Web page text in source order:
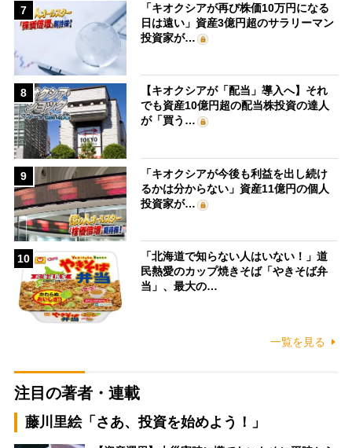
7
「キオクシアが再び株価10万円になる
日は遠い」資産3億円超のサラリーマン
投資家が…
8
【キオクシアが「配当」導入へ】それ
でも資産10億円超の配当株投資の達人
が「買う…
9
「キオクシアが今後も利益を出し続け
るかは分からない」資産11億円の個人
投資家が…
10
「北海道で知らない人はいない！」道
民熱愛のカップ焼きそば「やきそば弁
当」、最大の…
一覧を見る
注目の著者・連載
藤川里絵「さあ、投資を始めよう！」